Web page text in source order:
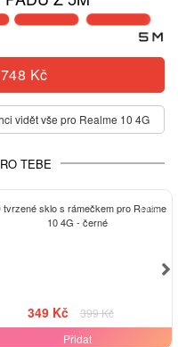
748 Kč
vidět vše pro Realme 10 4G
TEBE
-13%
tvrzené sklo s rámečkem pro Realme
10 4G - černé
349 Kč
399 Kč
Přidat